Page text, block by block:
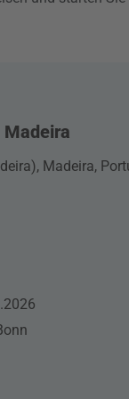
Madeira
Madeira,